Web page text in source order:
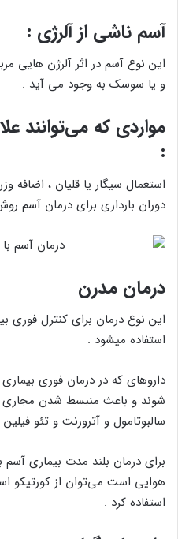
آسم ناشی از آلرژی :
این نوع آسم در اثر آلرژن هایی
و یا سوسک به وجود می آید .
مواردی که می‌توانند
:
استعمال سیگار یا قلیان ، اضافه
دوران بارداری برای درمان آسم
درمان مدرن
این نوع درمان برای کنترل فوری
استفاده میشود .
داروهای که در درمان فوری
شوند و باعث منبسط شدن مجاری
سالبوتامول و آترورنت و تئو فیلین
برای درمان بلند مدت بیماری
هوایی است می‌توان از کورتیکو
استفاده کرد .